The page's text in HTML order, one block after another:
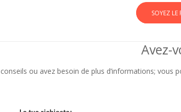
SOYEZ LE
Avez-
ou avez besoin de plus d’informations;